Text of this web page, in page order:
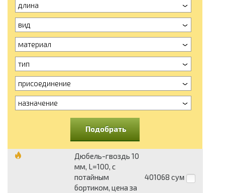
длина
вид
материал
тип
присоединение
назначение
Подобрать
Дюбель-гвоздь 10
мм, L=100, с
потайным
бортиком, цена за
401068 сум